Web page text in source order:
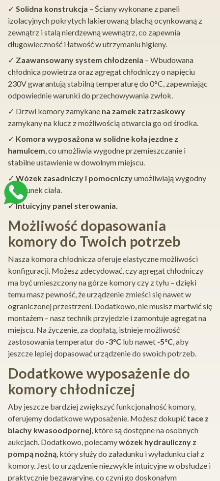
✓ Solidna konstrukcja – Ściany wykonane z paneli
izolacyjnych pokrytych lakierowaną blachą ocynkowaną z
zewnątrz i stalą nierdzewną wewnątrz, co zapewnia
długowieczność i łatwość w utrzymaniu higieny.
✓ Zaawansowany system chłodzenia – Wbudowana
chłodnica powietrza oraz agregat chłodniczy o napięciu
230V gwarantują stabilną temperaturę do 0°C, zapewniając
odpowiednie warunki do przechowywania zwłok.
✓ Drzwi komory zamykane na zamek zatrzaskowy
zamykany na klucz z możliwością otwarcia go od środka.
✓ Komora wyposażona w solidne koła jezdne z
hamulcem, co umożliwia wygodne przemieszczanie i
stabilne ustawienie w dowolnym miejscu.
✓ Wózek zasadniczy i pomocniczyumożliwiają wygodny
załadunek ciała.
✓Intuicyjny panel sterowania.
Możliwość dopasowania
komory do Twoich potrzeb
Nasza komora chłodnicza oferuje elastyczne możliwości
konfiguracji. Możesz zdecydować, czy agregat chłodniczy
ma być umieszczony na górze komory czy z tyłu – dzięki
temu masz pewność, że urządzenie zmieści się nawet w
ograniczonej przestrzeni. Dodatkowo, nie musisz martwić się
montażem – nasz technik przyjedzie i zamontuje agregat na
miejscu. Na życzenie, za dopłatą, istnieje możliwość
zastosowania temperatur do -3°C lub nawet -5°C, aby
jeszcze lepiej dopasować urządzenie do swoich potrzeb.
Dodatkowe wyposażenie do
komory chłodniczej
Aby jeszcze bardziej zwiększyć funkcjonalność komory,
oferujemy dodatkowe wyposażenie. Możesz dokupić tace z
blachy kwasoodpornej, które są dostępne na osobnych
aukcjach. Dodatkowo, polecamywózek hydrauliczny z
pompą nożną, który służy do załadunku i wyładunku ciał z
komory. Jest to urządzenie niezwykle intuicyjne w obsłudze i
praktycznie bezawaryjne, co czyni go doskonałym